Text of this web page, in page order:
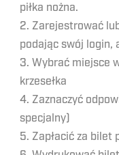
piłka nożna.
2. Zarejestrować
podając swój login,
3. Wybrać miejsce
krzesełka
4. Zaznaczyć
specjalny)
5. Zapłacić za